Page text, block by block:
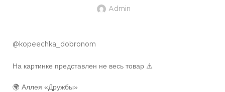
Admin
@kopeechka_dobronom
На картинке представлен не весь товар ⚠️
🌍 Аллея «Дружбы»